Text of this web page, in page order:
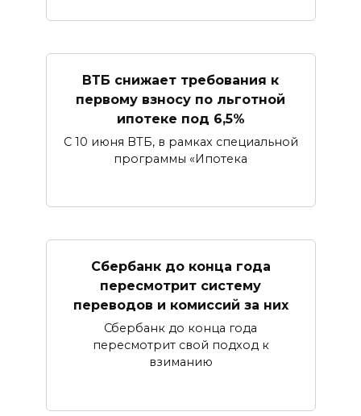
ВТБ снижает требования к
первому взносу по льготной
ипотеке под 6,5%
С 10 июня ВТБ, в рамках специальной
программы «Ипотека
Сбербанк​ до конца года
пересмотрит систему
переводов и комиссий за них
Сбербанк до конца года
пересмотрит свой подход к
взиманию